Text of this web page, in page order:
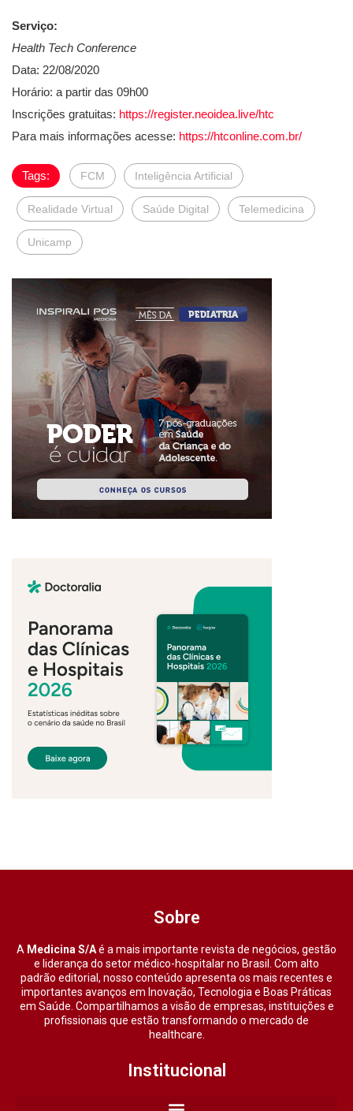
Serviço:
Health Tech Conference
Data: 22/08/2020
Horário: a partir das 09h00
Inscrições gratuitas: https://register.neoidea.live/htc
Para mais informações acesse: https://htconline.com.br/
Tags: FCM Inteligência Artificial
Realidade Virtual Saúde Digital Telemedicina
Unicamp
Sobre
A Medicina S/Aé a mais importante revista de negócios, gestão
e liderança do setor médico-hospitalar no Brasil. Com alto
padrão editorial, nosso conteúdo apresenta os mais recentes e
importantes avanços em Inovação, Tecnologia e Boas Práticas
em Saúde. Compartilhamos a visão de empresas, instituições e
profissionais que estão transformando o mercado de
healthcare.
Institucional